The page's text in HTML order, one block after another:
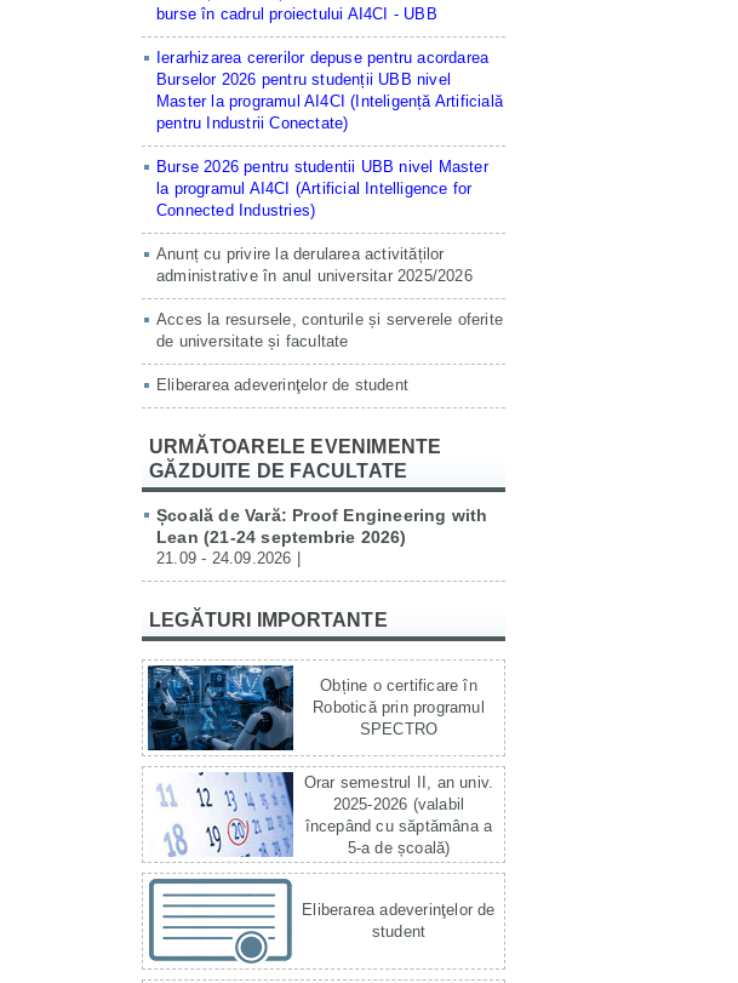
burse în cadrul proiectului AI4CI - UBB
Ierarhizarea cererilor depuse pentru acordarea
Burselor 2026 pentru studenții UBB nivel
Master la programul AI4CI (Inteligență Artificială
pentru Industrii Conectate)
Burse 2026 pentru studentii UBB nivel Master
la programul AI4CI (Artificial Intelligence for
Connected Industries)
Anunț cu privire la derularea activităților
administrative în anul universitar 2025/2026
Acces la resursele, conturile și serverele oferite
de universitate și facultate
Eliberarea adeverinţelor de student
URMĂTOARELE EVENIMENTE
GĂZDUITE DE FACULTATE
Școală de Vară: Proof Engineering with
Lean (21-24 septembrie 2026)
21.09 - 24.09.2026 |
LEGĂTURI IMPORTANTE
Obține o certificare în
Robotică prin programul
SPECTRO
Orar semestrul II, an univ.
2025-2026 (valabil
începând cu săptămâna a
5-a de școală)
Eliberarea adeverinţelor de
student